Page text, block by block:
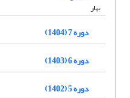
بهار
دوره 7 (1404)
دوره 6 (1403)
دوره 5 (1402)